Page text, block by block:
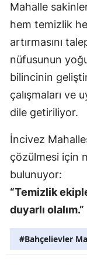
Mahalle
hem temizlik
artırmasını
nüfusunun
bilincinin
çalışmaları ve
dile getiriliyor.
İncivez
çözülmesi için
bulunuyor:
“Temizlik
duyarlı olalım.”
#Bahçelievler